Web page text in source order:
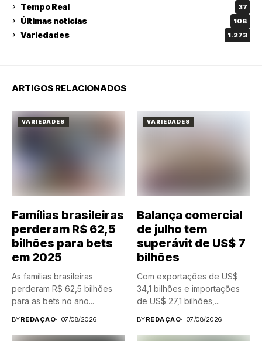
Tempo Real 37
Últimas notícias 108
Variedades 1.273
ARTIGOS RELACIONADOS
VARIEDADES
Famílias brasileiras
perderam R$ 62,5
bilhões para bets
em 2025
As famílias brasileiras
perderam R$ 62,5 bilhões
para as bets no ano...
BYREDAÇÃO 07/08/2026
VARIEDADES
Balança comercial
de julho tem
superávit de US$ 7
bilhões
Com exportações de US$
34,1 bilhões e importações
de US$ 27,1 bilhões,...
BYREDAÇÃO 07/08/2026